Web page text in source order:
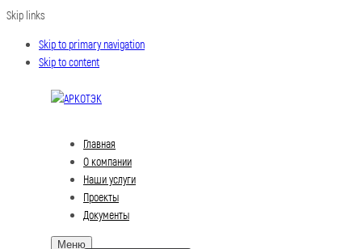
Skip links
Skip to primary navigation
Skip to content
Главная
О компании
Наши услуги
Проекты
Документы
Меню